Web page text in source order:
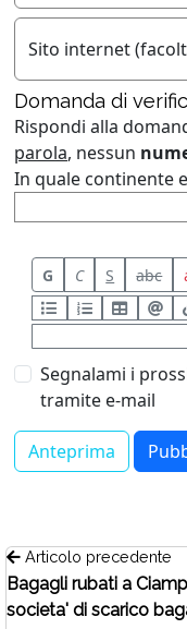
Sito internet
Domanda di
Rispondi alla
parola, nessun
In quale continente
G C S abc
Segnalami i
tramite e-mail
Articolo precedente
Bagagli rubati a
societa' di scarico